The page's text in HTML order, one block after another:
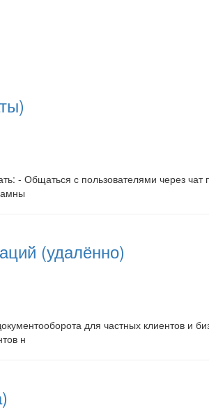
- Общаться с пользователями через чат
(удалённо)
для частных клиентов и
н